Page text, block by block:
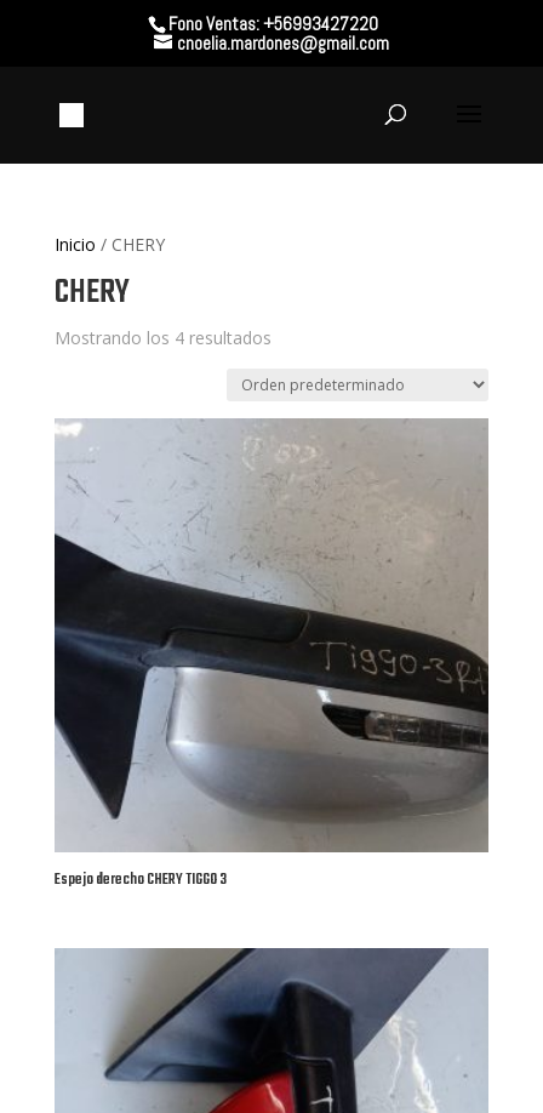
Fono Ventas: +56993427220
cnoelia.mardones@gmail.com
Inicio / CHERY
CHERY
Mostrando los 4 resultados
Espejo derecho CHERY TIGGO 3